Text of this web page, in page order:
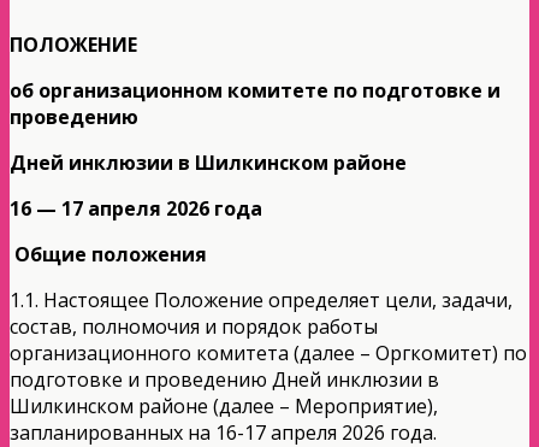
ПОЛОЖЕНИЕ
об организационном комитете по подготовке и
проведению
Дней инклюзии в Шилкинском районе
16 — 17 апреля 2026 года
Общие положения
1.1. Настоящее Положение определяет цели, задачи,
состав, полномочия и порядок работы
организационного комитета (далее – Оргкомитет) по
подготовке и проведению Дней инклюзии в
Шилкинском районе (далее – Мероприятие),
запланированных на 16-17 апреля 2026 года.